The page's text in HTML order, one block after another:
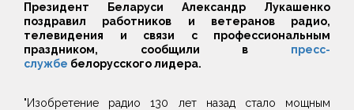
Президент Беларуси Александр Лукашенко
поздравил работников и ветеранов радио,
телевидения и связи с профессиональным
праздником, сообщили в пресс-
службе белорусского лидера.
"Изобретение радио 130 лет назад стало мощным